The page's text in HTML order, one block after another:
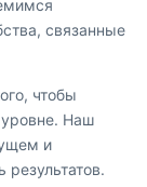
связанные
чтобы
уровне. Наш
и
результатов.